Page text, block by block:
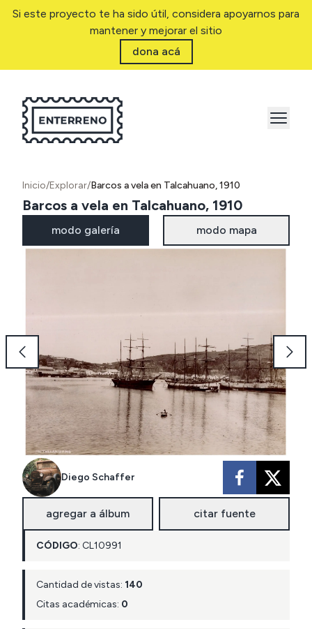
Si este proyecto te ha sido útil, considera apoyarnos para
mantener y mejorar el sitio
dona acá
Inicio/Explorar/Barcos a vela en Talcahuano, 1910
Barcos a vela en Talcahuano, 1910
modo galería modo mapa
Diego Schaffer
agregar a álbum citar fuente
CÓDIGO: CL10991
Cantidad de vistas: 140
Citas académicas: 0